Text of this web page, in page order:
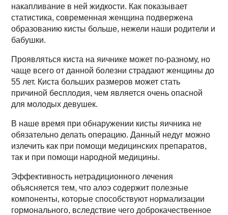
накапливание в ней жидкости. Как показывает
статистика, современная женщина подвержена
образованию кисты больше, нежели наши родители и
бабушки.
Проявляться киста на яичнике может по-разному, но
чаще всего от данной болезни страдают женщины до
55 лет. Киста больших размеров может стать
причиной бесплодия, чем является очень опасной
для молодых девушек.
В наше время при обнаружении кисты яичника не
обязательно делать операцию. Данный недуг можно
излечить как при помощи медицинских препаратов,
так и при помощи народной медицины.
Эффективность нетрадиционного лечения
объясняется тем, что алоэ содержит полезные
компоненты, которые способствуют нормализации
гормонального, вследствие чего доброкачественное